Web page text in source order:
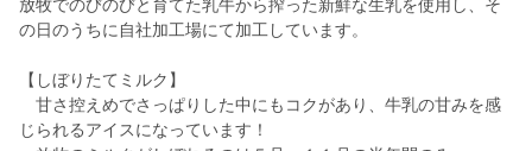
放牧でのびのびと育てた乳牛から搾った新鮮な生乳を使用し、そ
の日のうちに自社加工場にて加工しています。
【しぼりたてミルク】
甘さ控えめでさっぱりした中にもコクがあり、牛乳の甘みを感
じられるアイスになっています！